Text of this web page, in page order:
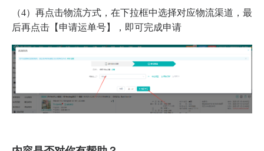
（4）再点击物流方式，在下拉框中选择对应物流渠道，最
后再点击【申请运单号】，即可完成申请